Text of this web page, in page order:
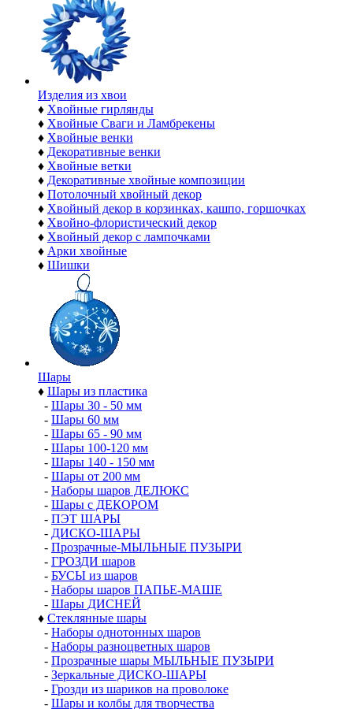
Изделия из хвои
♦ Хвойные гирлянды
♦ Хвойные Сваги и Ламбрекены
♦ Хвойные венки
♦ Декоративные венки
♦ Хвойные ветки
♦ Декоративные хвойные композиции
♦ Потолочный хвойный декор
♦ Хвойный декор в корзинках, кашпо, горшочках
♦ Хвойно-флористический декор
♦ Хвойный декор с лампочками
♦ Арки хвойные
♦ Шишки
Шары
♦ Шары из пластика
- Шары 30 - 50 мм
- Шары 60 мм
- Шары 65 - 90 мм
- Шары 100-120 мм
- Шары 140 - 150 мм
- Шары от 200 мм
- Наборы шаров ДЕЛЮКС
- Шары с ДЕКОРОМ
- ПЭТ ШАРЫ
- ДИСКО-ШАРЫ
- Прозрачные-МЫЛЬНЫЕ ПУЗЫРИ
- ГРОЗДИ шаров
- БУСЫ из шаров
- Наборы шаров ПАПЬЕ-МАШЕ
- Шары ДИСНЕЙ
♦ Стеклянные шары
- Наборы однотонных шаров
- Наборы разноцветных шаров
- Прозрачные шары МЫЛЬНЫЕ ПУЗЫРИ
- Зеркальные ДИСКО-ШАРЫ
- Грозди из шариков на проволоке
- Шары и колбы для творчества